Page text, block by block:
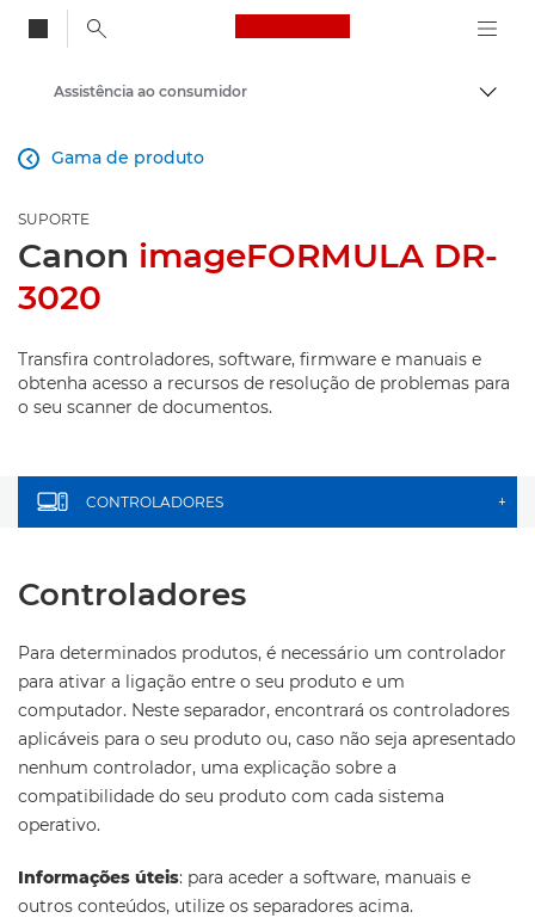
Canon Logo, back
Assistência ao consumidor
Gama de produto

SUPORTE
Canon imageFORMULA DR-
3020
Transfira controladores, software, firmware e manuais e
obtenha acesso a recursos de resolução de problemas para
o seu scanner de documentos.
CONTROLADORES +
Controladores
Para determinados produtos, é necessário um controlador
para ativar a ligação entre o seu produto e um
computador. Neste separador, encontrará os controladores
aplicáveis para o seu produto ou, caso não seja apresentado
nenhum controlador, uma explicação sobre a
compatibilidade do seu produto com cada sistema
operativo.
Informações úteis: para aceder a software, manuais e
outros conteúdos, utilize os separadores acima.